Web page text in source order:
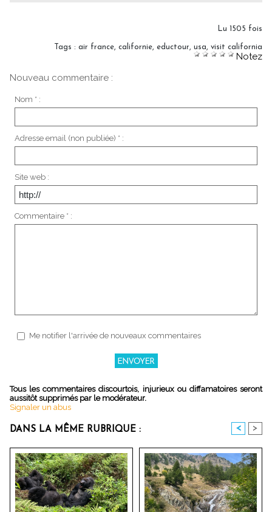
Lu 1505 fois
Tags : air france, californie, eductour, usa, visit california
Notez
Nouveau commentaire :
Nom * :
Adresse email (non publiée) * :
Site web :
Commentaire * :
Me notifier l'arrivée de nouveaux commentaires
Tous les commentaires discourtois, injurieux ou diffamatoires seront
aussitôt supprimés par le modérateur.
Signaler un abus
DANS LA MÊME RUBRIQUE : < >